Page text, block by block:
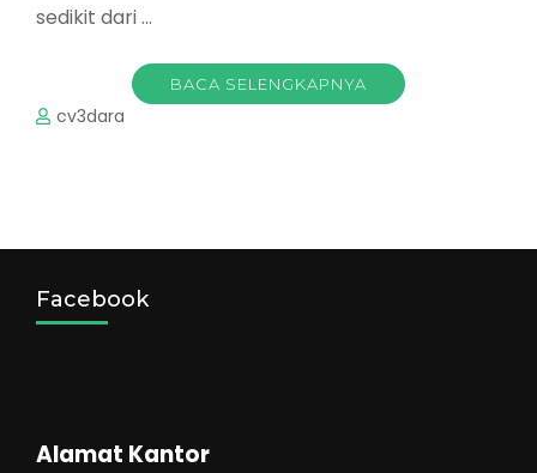
sedikit dari …
BACA SELENGKAPNYA
cv3dara
Facebook
Alamat Kantor